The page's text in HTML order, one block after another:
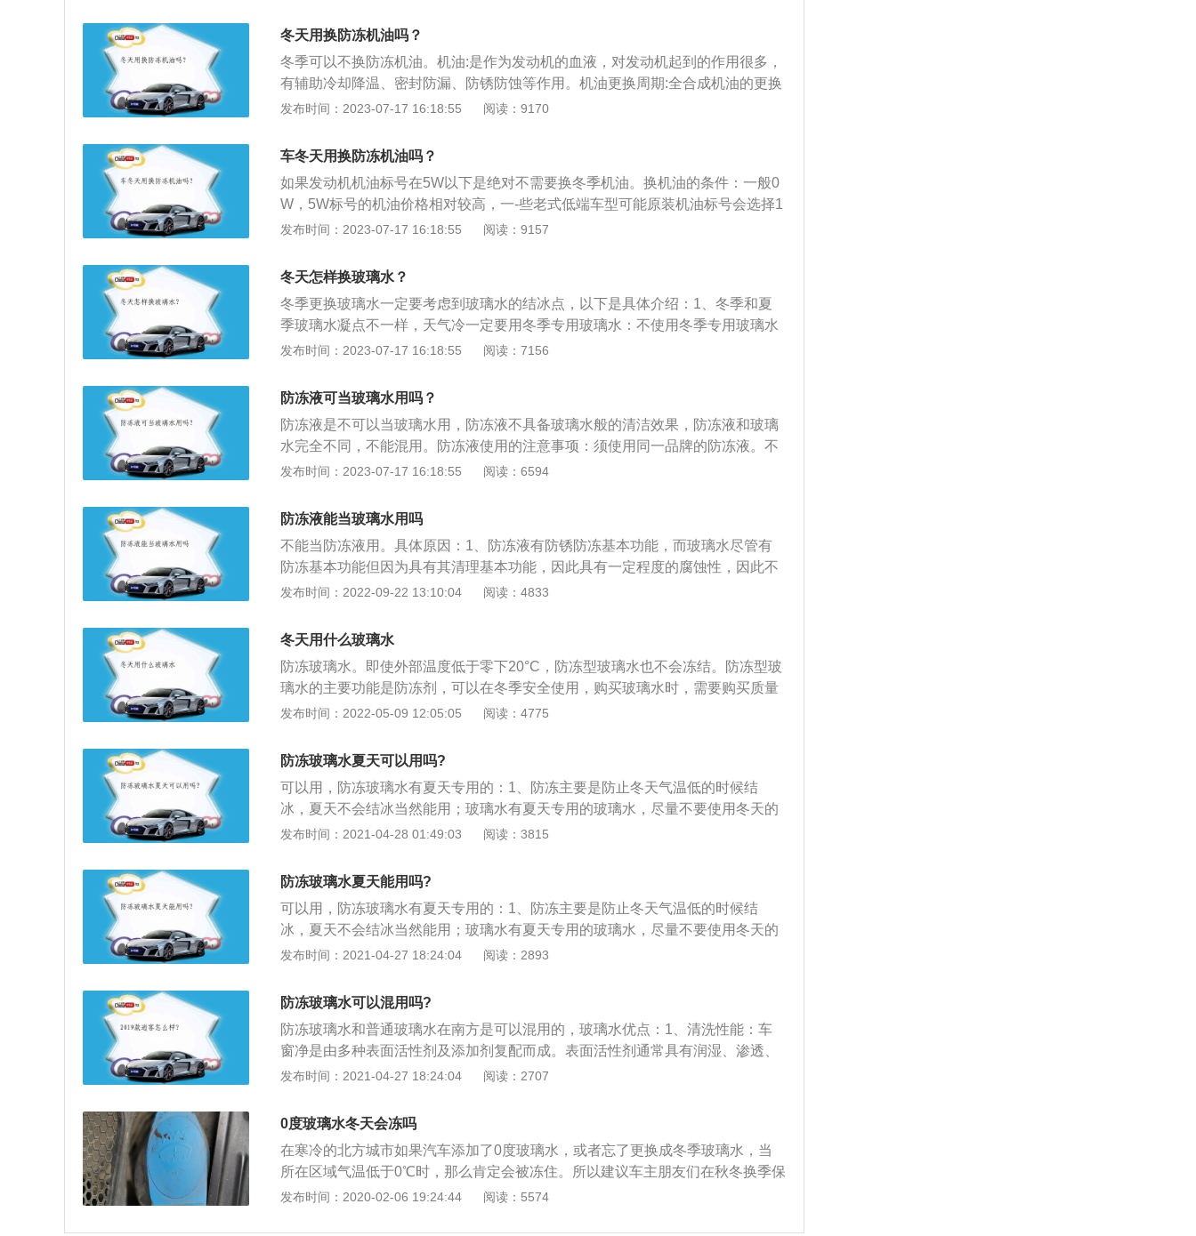
着本质的区别，防冻液是用于冷却发动机的，而玻璃水是用来清洁玻璃，去除玻
璃上的冻霜的。这两者是不能互相代替使用的。
题，导致车辆玻璃水喷水功能无法正常使用，影响机动车辆行驶安全性，在冬季
时，玻璃水使用是比较重要，可以有效的清理车辆风挡玻璃。
冬天用换防冻机油吗？
冬季可以不换防冻机油。机油:是作为发动机的血液，对发动机起到的作用很多，
有辅助冷却降温、密封防漏、防锈防蚀等作用。机油更换周期:全合成机油的更换
周期为1万公里或者是1年左右，半合成机油的使用周期是7500公里或者6-8个月
进行更换之外，也要进行定期更换，因为机油使用久，其功能特点会得到衰减，
出现变质等情况。如果不及时进行更换，无法润滑、清洁发动机，发动机内的零
部件磨损会更加严重，缩短其使用寿命，不利于发动机的运作。
发布时间：2023-07-17 16:18:55 阅读：9170
车冬天用换防冻机油吗？
如果发动机机油标号在5W以下是绝对不需要换冬季机油。换机油的条件：一般0
W，5W标号的机油价格相对较高，一-些老式低端车型可能原装机油标号会选择1
0或15W，或者有的车主为了方便图便宜使用高标号的机油。这种情况冬天就需
用机油的标号和一般的家用有出入，会用一些高标号的机油。到了冬天就需要更
换低标号机油。机油注意事项：机油本身就是由基础油和添加剂调和而成，一般
情况下选择了优质的机油,就不用再添加任何机油添加剂。如果肆意始终机油添加
剂,不仅无法保护车辆,反而有可能导致机油中的化学物质催变,造成机油的综合性
能下降。
发布时间：2023-07-17 16:18:55 阅读：9157
冬天怎样换玻璃水？
冬季更换玻璃水一定要考虑到玻璃水的结冰点，以下是具体介绍：1、冬季和夏
季玻璃水凝点不一样，天气冷一定要用冬季专用玻璃水：不使用冬季专用玻璃水
将会结冰给汽车带来不必要的损害，同时添加玻璃水不慎入眼，应立即用清水冲
开加水口盖，把玻璃水倒进去，加到壶内软尺刻度线处。3、先将热天玻璃水排
放干净，再倒入冬季玻璃水：清除热天玻璃水，需要一直按喷玻璃水的按钮，直
到清理干净。
发布时间：2023-07-17 16:18:55 阅读：7156
防冻液可当玻璃水用吗？
防冻液是不可以当玻璃水用，防冻液不具备玻璃水般的清洁效果，防冻液和玻璃
水完全不同，不能混用。防冻液使用的注意事项：须使用同一品牌的防冻液。不
同品牌的防冻液生产配方会有所差异，如果混合使用，多种添加剂之间很可能会
的冷却液，主要用于液冷式发动机冷却系统，防冻液具有冬天防冻，夏天防沸，
全年防水垢，防腐蚀等优良性能。防冻液的主要成分是：百分之五十的纯净水和
百分之四十的甲醇加上百分之十的其他物质。防冻液更换周期：对那些长时间运
行的车辆，比如出租车等。一般优质的防冻液每年更换一次，而那些运行时间短
的车辆可每两年或每3万公里更换一次。为防止产生过多的泡沫而降低防冻液与
可达三年。如发现防冻液内出现悬浮物，沉淀物或变质、变色应及时更换并清洗
系统。
发布时间：2023-07-17 16:18:55 阅读：6594
防冻液能当玻璃水用吗
不能当防冻液用。具体原因：1、防冻液有防锈防冻基本功能，而玻璃水尽管有
防冻基本功能但因为具有其清理基本功能，因此具有一定程度的腐蚀性，因此不
具有防冻液的基本功能；2、两者的基本功能和组成成份均不一致，是无法代替
发动机排热用的。汽车玻璃水的功能：1、粘度比较大，可以起润滑的功能，降
低汽车雨刷器与玻璃中间的磨擦；2、车窗净中富含各种缓蚀剂，对各种金属毫
无任何腐蚀功能，车辆油漆、橡胶、肯定安全可靠；3、高效率清洁，完全彻底
除去光洁外表的尘垢、污渍，一擦即亮；4、可以避免停放车辆时汽车防冻液结
冰而胀裂热管散热和冻裂发动机缸体或盖。
发布时间：2022-09-22 13:10:04 阅读：4833
冬天用什么玻璃水
防冻玻璃水。即使外部温度低于零下20°C，防冻型玻璃水也不会冻结。防冻型玻
璃水的主要功能是防冻剂，可以在冬季安全使用，购买玻璃水时，需要购买质量
保证的普通玻璃水，避免购买劣质玻璃水。购买玻璃水时，需要根据不同地区灵
玻璃水，清洁窗户时会更有效。北方的驾驶员需要购买具有防水蒸气和雾气作用
的玻璃水，在冬季行驶时可以提供更好的视线保护。
发布时间：2022-05-09 12:05:05 阅读：4775
防冻玻璃水夏天可以用吗?
可以用，防冻玻璃水有夏天专用的：1、防冻主要是防止冬天气温低的时候结
冰，夏天不会结冰当然能用；玻璃水有夏天专用的玻璃水，尽量不要使用冬天的
玻璃水的，不过也还是可以使用的，主要的区别在于夏季常用的玻璃水，在清洗
季使用的防冻型玻璃清洗液，保证在外界气温低于零下20℃时，依旧不会结冰冻
坏汽车设施，其特点主要是防冻；3、在冬天时使用夏天的玻璃水还是可以的，
因为夏天的玻璃水也是有一定的防冻温度的，不过北方地区的就需要区分夏季和
冬天，否则，玻璃水储液罐会有被冻裂的风险，就需要付出高昂的维修费用了。
发布时间：2021-04-28 01:49:03 阅读：3815
防冻玻璃水夏天能用吗?
可以用，防冻玻璃水有夏天专用的：1、防冻主要是防止冬天气温低的时候结
冰，夏天不会结冰当然能用；玻璃水有夏天专用的玻璃水，尽量不要使用冬天的
玻璃水的，不过也还是可以使用的，主要的区别在于夏季常用的玻璃水，在清洗
季使用的防冻型玻璃清洗液，保证在外界气温低于零下20℃时，依旧不会结冰冻
坏汽车设施，其特点主要是防冻；3、在冬天时使用夏天的玻璃水还是可以的，
因为夏天的玻璃水也是有一定的防冻温度的，不过北方地区的就需要区分夏季和
冬天，否则，玻璃水储液罐会有被冻裂的风险，就需要付出高昂的维修费用了。
发布时间：2021-04-27 18:24:04 阅读：2893
防冻玻璃水可以混用吗?
防冻玻璃水和普通玻璃水在南方是可以混用的，玻璃水优点：1、清洗性能：车
窗净是由多种表面活性剂及添加剂复配而成。表面活性剂通常具有润湿、渗透、
增溶等功能，从而起到清洗去污的作用；2、防冻性能：有酒精、乙二醇的存
性能：玻璃表面会形成一层单分子保护层。这层保护膜能防止形成雾滴，保证风
挡玻璃清澈透明，视野清晰。
发布时间：2021-04-27 18:24:04 阅读：2707
0度玻璃水冬天会冻吗
在寒冷的北方城市如果汽车添加了0度玻璃水，或者忘了更换成冬季玻璃水，当
所在区域气温低于0℃时，那么肯定会被冻住。所以建议车主朋友们在秋冬换季保
养的时候就把玻璃水更换成冬季防冻的。
发布时间：2020-02-06 19:24:44 阅读：5574